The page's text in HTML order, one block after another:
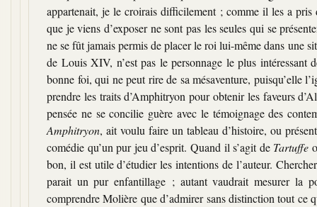
appartenait, je le croirais difficilement ; comme il les a
que je viens d’exposer ne sont pas les seules qui se
ne se fût jamais permis de placer le roi lui-même dans une
de Louis XIV, n’est pas le personnage le plus
bonne foi, qui ne peut rire de sa mésaventure, puisqu’elle
prendre les traits d’Amphitryon pour obtenir les faveurs
pensée ne se concilie guère avec le témoignage des
Amphitryon, ait voulu faire un tableau d’histoire, ou
comédie qu’un pur jeu d’esprit. Quand il s’agit de Tartuffe
bon, il est utile d’étudier les intentions de l’auteur.
parait un pur enfantillage ; autant vaudrait mesurer la
comprendre Molière que d’admirer sans distinction tout ce